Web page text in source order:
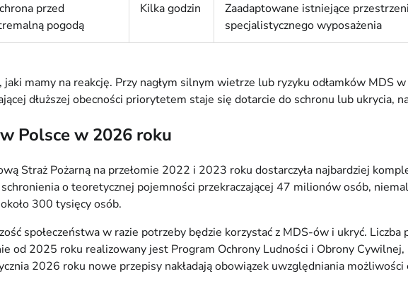
przed
pogodą
Kilka godzin
Zaadaptowane istniejące
specjalistycznego wyposażenia
mamy na reakcję. Przy nagłym silnym wietrze lub ryzyku odłamków MDS
dłuższej obecności priorytetem staje się dotarcie do schronu lub ukrycia,
Polsce w 2026 roku
Straż Pożarną na przełomie 2022 i 2023 roku dostarczyła najbardziej
o teoretycznej pojemności przekraczającej 47 milionów osób,
300 tysięcy osób.
społeczeństwa w razie potrzeby będzie korzystać z MDS-ów i ukryć.
od 2025 roku realizowany jest Program Ochrony Ludności i Obrony
2026 roku nowe przepisy nakładają obowiązek uwzględniania